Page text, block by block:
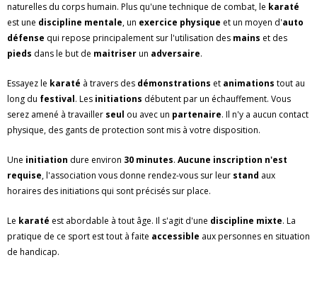
naturelles du corps humain. Plus qu'une technique de combat, le karaté
est une discipline mentale, un exercice physique et un moyen d'auto
défense qui repose principalement sur l'utilisation des mains et des
pieds dans le but de maitriserun adversaire.
Essayez le karaté à travers des démonstrations et animations tout au
long du festival. Les initiations débutent par un échauffement. Vous
serez amené à travailler seul ou avec un partenaire. Il n'y a aucun contact
physique, des gants de protection sont mis à votre disposition.
Une initiation dure environ 30 minutes. Aucune inscription n'est
requise, l'association vous donne rendez-vous sur leur stand aux
horaires des initiations qui sont précisés sur place.
Le karaté est abordable à tout âge. Il s'agit d'une discipline mixte. La
pratique de ce sport est tout à faite accessible aux personnes en situation
de handicap.